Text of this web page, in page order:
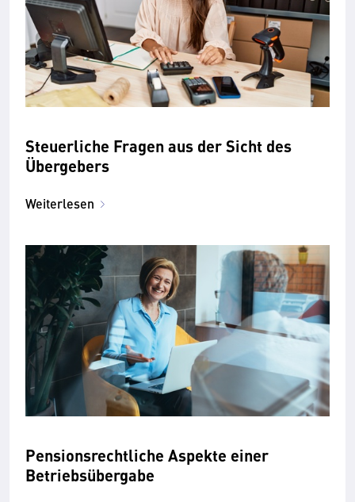
Steuerliche Fragen aus der Sicht des
Übergebers
Weiterlesen
Pensionsrechtliche Aspekte einer
Betriebsübergabe